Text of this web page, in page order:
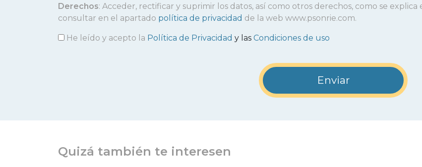
Derechos: Acceder, rectificar y suprimir los datos, así como otros derechos, como se
consultar en el apartado política de privacidad de la web www.psonrie.com.
He leído y acepto la Política de Privacidad y las Condiciones de uso
Quizá también te interesen